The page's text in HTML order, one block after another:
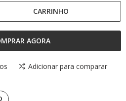
CARRINHO
AGORA
Adicionar para comparar